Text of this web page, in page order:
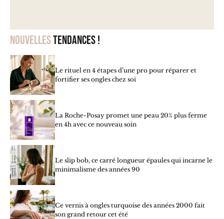
Nouvellestendances !
Le rituel en 4 étapes d’une pro pour réparer et
fortifier ses ongles chez soi
La Roche-Posay promet une peau 20% plus ferme
en 4h avec ce nouveau soin
Le slip bob, ce carré longueur épaules qui incarne le
minimalisme des années 90
Ce vernis à ongles turquoise des années 2000 fait
son grand retour cet été